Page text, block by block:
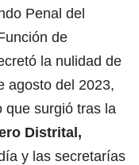
Penal del
de
la nulidad de
agosto del 2023,
que surgió tras la
Distrital,
y las secretarías